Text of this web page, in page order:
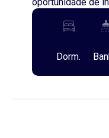
Apresentamos
localizada na
Esperança. O
conta com uma
operação, com
Dorm.